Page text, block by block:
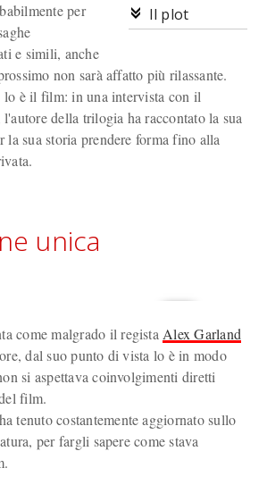
Il plot
per
e simili, anche
non sarà affatto più rilassante.
lo è il film: in una intervista con il
l'autore della trilogia ha raccontato la sua
la sua storia prendere forma fino alla
unica
come malgrado il regista Alex Garland
dal suo punto di vista lo è in modo
si aspettava coinvolgimenti diretti
film.
tenuto costantemente aggiornato sullo
per fargli sapere come stava